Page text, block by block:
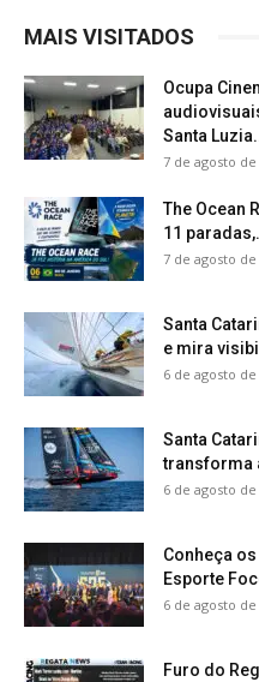
MAIS VISITADOS
Ocupa
Santa
7 de agosto de
The Ocean
11
7 de agosto de
Santa
e mira
6 de agosto de
Santa
transforma
6 de agosto de
Conheça
Esporte
6 de agosto de
Furo do